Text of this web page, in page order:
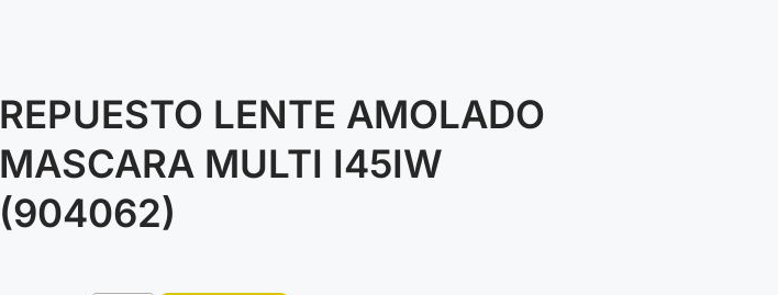
REPUESTO LENTE AMOLADO
MASCARA MULTI I45IW
(904062)